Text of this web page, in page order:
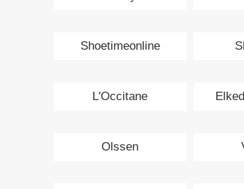
Shoetimeonline
L'Occitane
Olssen